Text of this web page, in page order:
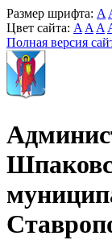
Размер шрифта: A
Цвет сайта: A A A
Полная версия